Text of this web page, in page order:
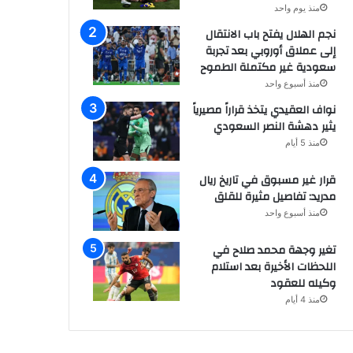
منذ يوم واحد
نجم الهلال يفتح باب الانتقال
إلى عملاق أوروبي بعد تجربة
سعودية غير مكتملة الطموح
منذ أسبوع واحد
نواف العقيدي يتخذ قراراً مصيرياً
يثير دهشة النصر السعودي
منذ 5 أيام
قرار غير مسبوق في تاريخ ريال
مدريد: تفاصيل مثيرة للقلق
منذ أسبوع واحد
تغير وجهة محمد صلاح في
اللحظات الأخيرة بعد استلام
وكيله للعقود
منذ 4 أيام